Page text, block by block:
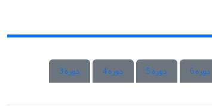
دوره 6 دوره 5 دوره 4
دوره 3